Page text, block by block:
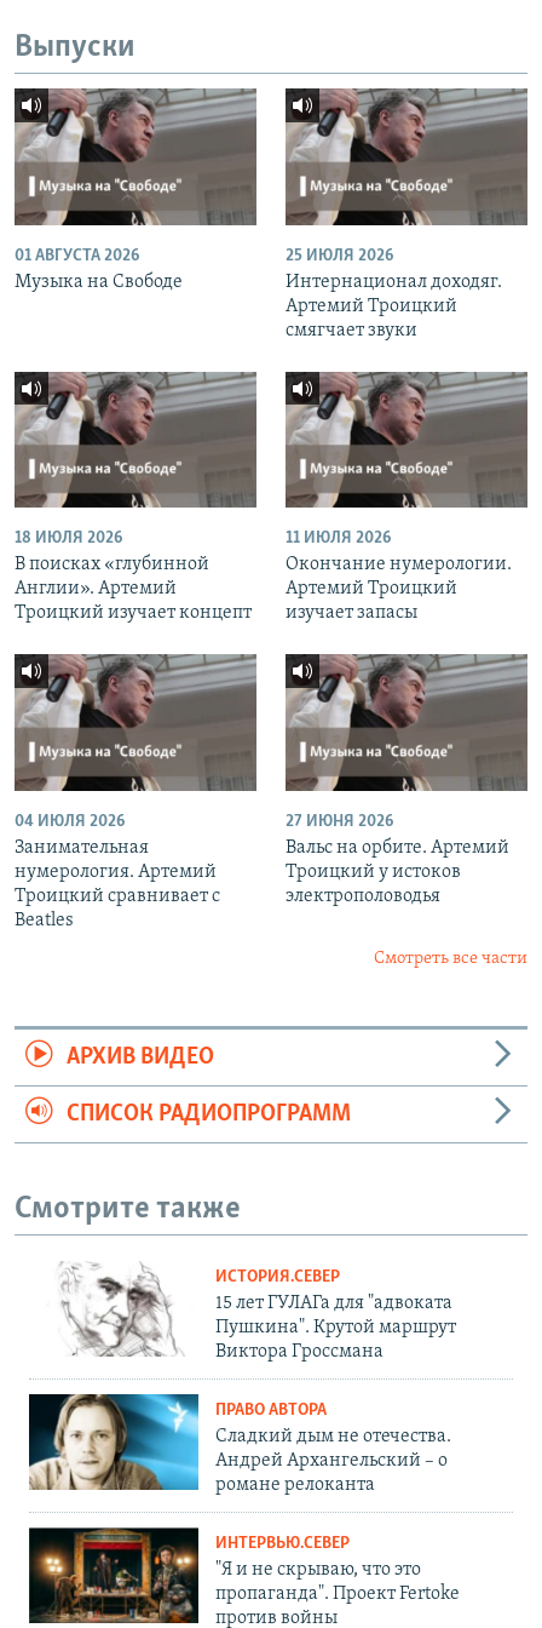
Выпуски
01 АВГУСТА 2026
Музыка на Свободе
25 ИЮЛЯ 2026
Интернационал доходяг.
Артемий Троицкий
смягчает звуки
18 ИЮЛЯ 2026
В поисках «глубинной
Англии». Артемий
Троицкий изучает концепт
11 ИЮЛЯ 2026
Окончание нумерологии.
Артемий Троицкий
изучает запасы
04 ИЮЛЯ 2026
Занимательная
нумерология. Артемий
Троицкий сравнивает с
Beatles
27 ИЮНЯ 2026
Вальс на орбите. Артемий
Троицкий у истоков
электрополоводья
Смотреть все части
АРХИВ ВИДЕО
СПИСОК РАДИОПРОГРАММ
Смотрите также
ИСТОРИЯ.СЕВЕР
15 лет ГУЛАГа для "адвоката
Пушкина". Крутой маршрут
Виктора Гроссмана
ПРАВО АВТОРА
Сладкий дым не отечества.
Андрей Архангельский – о
романе релоканта
ИНТЕРВЬЮ.СЕВЕР
"Я и не скрываю, что это
пропаганда". Проект Fertoke
против войны